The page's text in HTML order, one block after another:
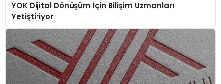
YOK Dijital Dönüşüm İçin Bilişim Uzmanları
Yetiştiriyor